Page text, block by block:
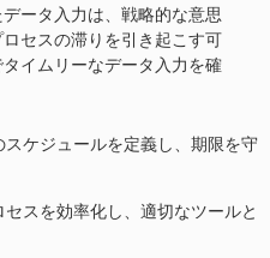
ータ入力は、戦略的な意思
セスの滞りを引き起こす可
イムリーなデータ入力を確
ケジュールを定義し、期限を守
スを効率化し、適切なツールと